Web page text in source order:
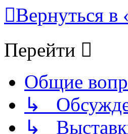
Вернуться в
Перейти
Общие
↳
↳